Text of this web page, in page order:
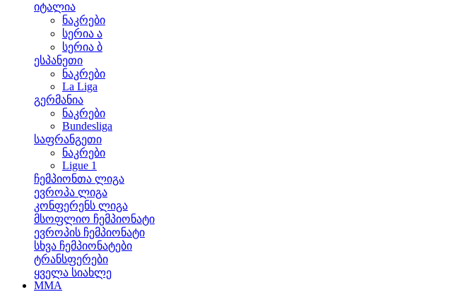
იტალია
ნაკრები
სერია ა
სერია ბ
ესპანეთი
ნაკრები
La Liga
გერმანია
ნაკრები
Bundesliga
საფრანგეთი
ნაკრები
Ligue 1
ჩემპიონთა ლიგა
ევროპა ლიგა
კონფერენს ლიგა
მსოფლიო ჩემპიონატი
ევროპის ჩემპიონატი
სხვა ჩემპიონატები
ტრანსფერები
ყველა სიახლე
MMA